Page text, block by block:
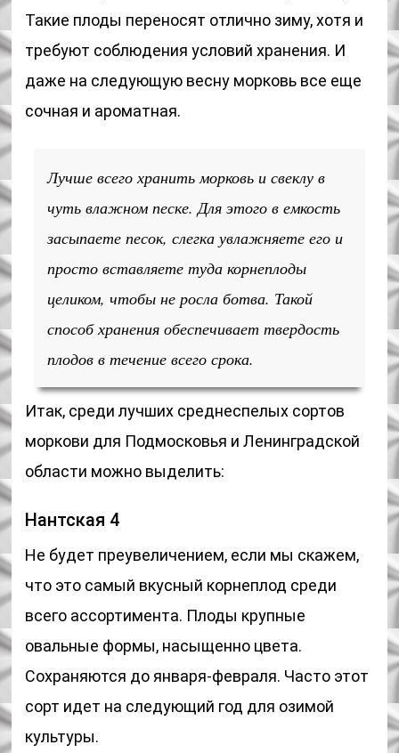
Такие плоды переносят отлично зиму, хотя и
требуют соблюдения условий хранения. И
даже на следующую весну морковь все еще
сочная и ароматная.
Лучше всего хранить морковь и свеклу в
чуть влажном песке. Для этого в емкость
засыпаете песок, слегка увлажняете его и
просто вставляете туда корнеплоды
целиком, чтобы не росла ботва. Такой
способ хранения обеспечивает твердость
плодов в течение всего срока.
Итак, среди лучших среднеспелых сортов
моркови для Подмосковья и Ленинградской
области можно выделить:
Нантская 4
Не будет преувеличением, если мы скажем,
что это самый вкусный корнеплод среди
всего ассортимента. Плоды крупные
овальные формы, насыщенно цвета.
Сохраняются до января-февраля. Часто этот
сорт идет на следующий год для озимой
культуры.